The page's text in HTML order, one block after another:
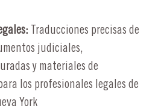
Traducciones precisas de
judiciales,
y materiales de
los profesionales legales de
York